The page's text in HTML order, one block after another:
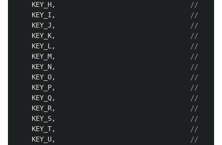
KEY_H,
KEY_I ,
KEY_J ,
KEY_K,
KEY_L ,
KEY_M,
KEY_N,
KEY_O,
KEY_P,
KEY_Q,
KEY_R,
KEY_S,
KEY_T,
KEY_U,